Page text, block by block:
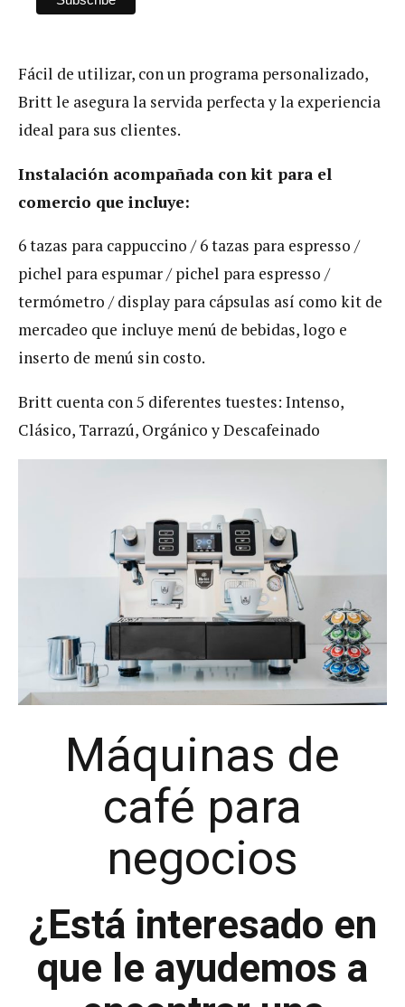
Fácil de utilizar, con un programa personalizado,
Britt le asegura la servida perfecta y la experiencia
ideal para sus clientes.
Instalación acompañada con kit para el
comercio que incluye:
6 tazas para cappuccino / 6 tazas para espresso /
pichel para espumar / pichel para espresso /
termómetro / display para cápsulas así como kit de
mercadeo que incluye menú de bebidas, logo e
inserto de menú sin costo.
Britt cuenta con 5 diferentes tuestes: Intenso,
Clásico, Tarrazú, Orgánico y Descafeinado
Máquinas de
café para
negocios
¿Está interesado en
que le ayudemos a